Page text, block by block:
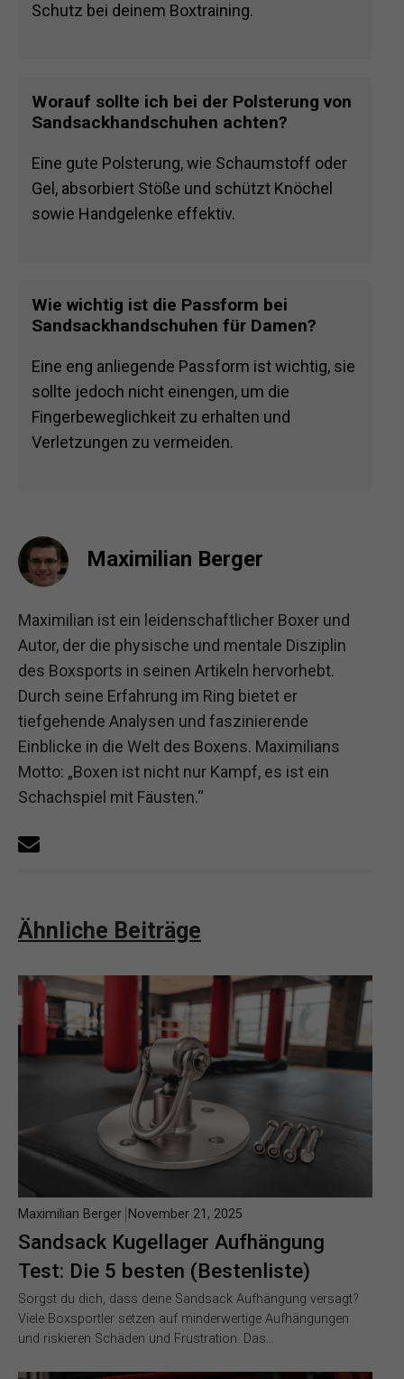
Schutz bei deinem Boxtraining.
Worauf sollte ich bei der Polsterung von
Sandsackhandschuhen achten?
Eine gute Polsterung, wie Schaumstoff oder
Gel, absorbiert Stöße und schützt Knöchel
sowie Handgelenke effektiv.
Wie wichtig ist die Passform bei
Sandsackhandschuhen für Damen?
Eine eng anliegende Passform ist wichtig, sie
sollte jedoch nicht einengen, um die
Fingerbeweglichkeit zu erhalten und
Verletzungen zu vermeiden.
Maximilian Berger
Maximilian ist ein leidenschaftlicher Boxer und
Autor, der die physische und mentale Disziplin
des Boxsports in seinen Artikeln hervorhebt.
Durch seine Erfahrung im Ring bietet er
tiefgehende Analysen und faszinierende
Einblicke in die Welt des Boxens. Maximilians
Motto: „Boxen ist nicht nur Kampf, es ist ein
Schachspiel mit Fäusten.“
Ähnliche Beiträge
Sandsack Kugellager Aufhängung
Test: Die 5 besten (Bestenliste)
Maximilian Berger November 21, 2025
Sorgst du dich, dass deine Sandsack Aufhängung versagt?
Viele Boxsportler setzen auf minderwertige Aufhängungen
und riskieren Schäden und Frustration. Das…